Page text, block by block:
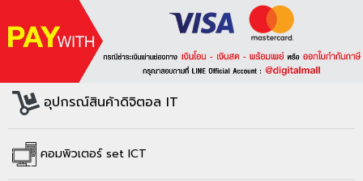
อุปกรณ์สินค้าดิจิตอล IT
คอมพิวเตอร์ set ICT